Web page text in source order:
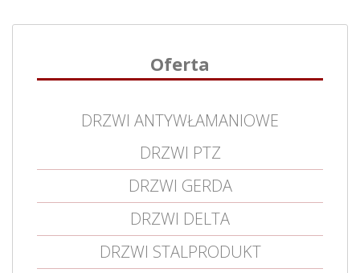
Oferta
DRZWI ANTYWŁAMANIOWE
DRZWI PTZ
DRZWI GERDA
DRZWI DELTA
DRZWI STALPRODUKT